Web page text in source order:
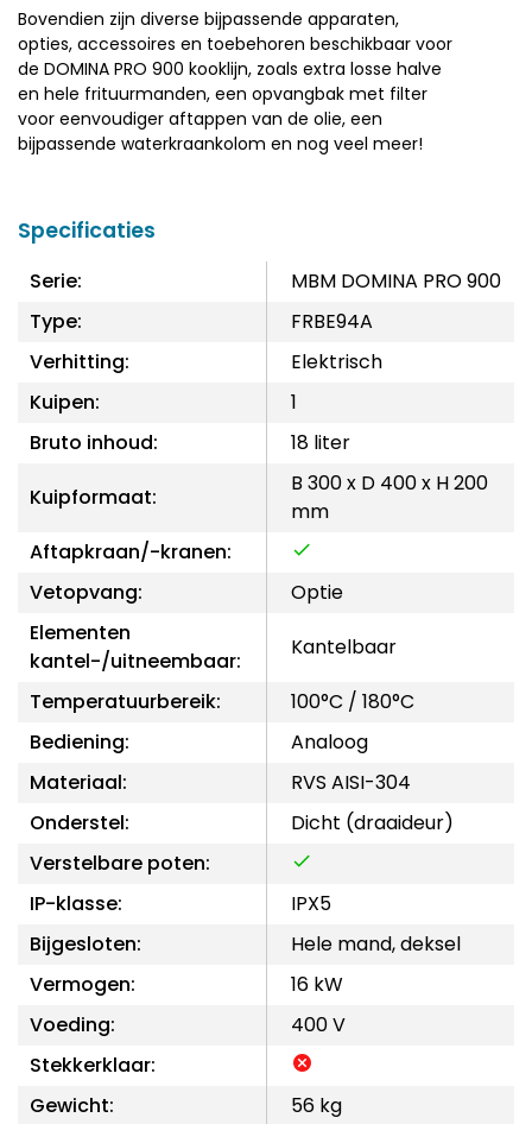
Bovendien zijn diverse bijpassende apparaten,
opties, accessoires en toebehoren beschikbaar voor
de DOMINA PRO 900 kooklijn, zoals extra losse halve
en hele frituurmanden, een opvangbak met filter
voor eenvoudiger aftappen van de olie, een
bijpassende waterkraankolom en nog veel meer!
Specificaties
Serie:
MBM DOMINA PRO 900
Type:
FRBE94A
Verhitting:
Elektrisch
Kuipen:
1
Bruto inhoud:
18 liter
Kuipformaat:
B 300 x D 400 x H 200
mm
Aftapkraan/-kranen:
Vetopvang:
Optie
Elementen
kantel-/uitneembaar:
Kantelbaar
Temperatuurbereik:
100°C / 180°C
Bediening:
Analoog
Materiaal:
RVS AISI-304
Onderstel:
Dicht (draaideur)
Verstelbare poten:
IP-klasse:
IPX5
Bijgesloten:
Hele mand, deksel
Vermogen:
16 kW
Voeding:
400 V
Stekkerklaar:
Gewicht:
56 kg